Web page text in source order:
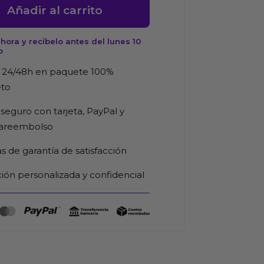
Añadir al carrito
y recíbelo antes del lunes 10
24/48h en paquete 100%
con tarjeta, PayPal y
de garantía de satisfacción
personalizada y confidencial